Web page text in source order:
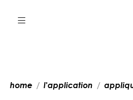
home l'application